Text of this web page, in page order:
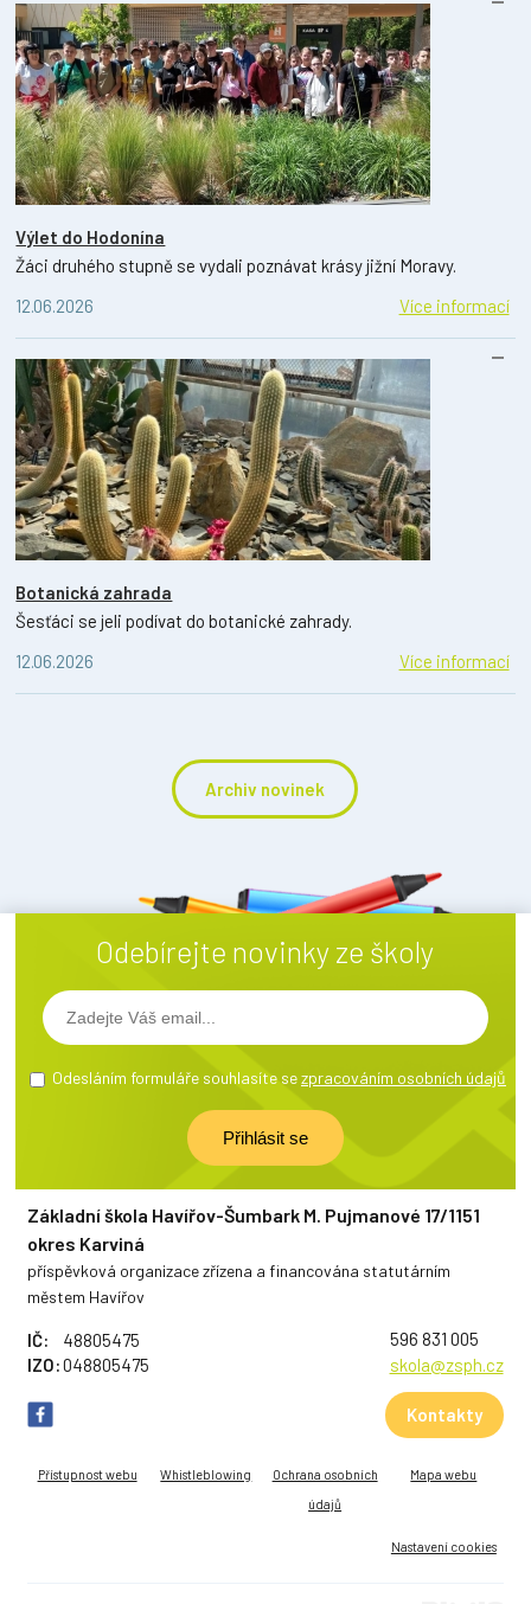
Výlet do Hodonína
Žáci druhého stupně se vydali poznávat krásy jižní Moravy.
12.06.2026
Více informací
Botanická zahrada
Šesťáci se jeli podívat do botanické zahrady.
12.06.2026
Více informací
Archiv novinek
Odebírejte novinky ze školy
Odesláním formuláře souhlasíte sezpracováním osobních údajů
Základní škola Havířov-Šumbark M. Pujmanové 17/1151
okres Karviná
příspěvková organizace zřízena a financována statutárním
městem Havířov
IČ:
48805475
IZO:048805475
596 831 005
skola@zsph.cz
Kontakty
Přístupnost webu Whistleblowing
Ochrana osobních
údajů
Mapa webu
Nastavení cookies